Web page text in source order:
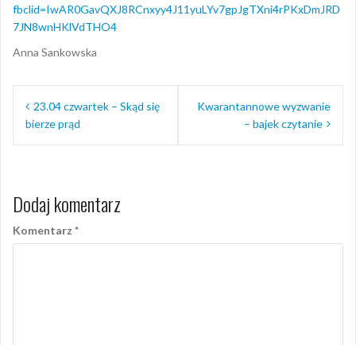
fbclid=IwAR0GavQXJ8RCnxyy4J11yuLYv7gpJgTXni4rPKxDmJRD
7JN8wnHKlVdTHO4
Anna Sankowska
Nawigacja
wpisu
23.04 czwartek – Skąd się
bierze prąd
Kwarantannowe wyzwanie
– bajek czytanie
Dodaj komentarz
Komentarz *